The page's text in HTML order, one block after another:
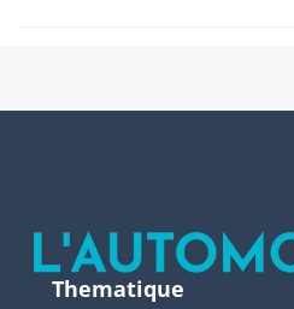
Thematique